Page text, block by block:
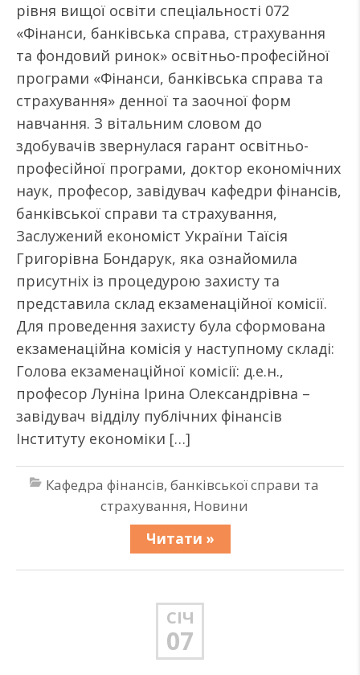
рівня вищої освіти спеціальності 072
«Фінанси, банківська справа, страхування
та фондовий ринок» освітньо-професійної
програми «Фінанси, банківська справа та
страхування» денної та заочної форм
навчання. З вітальним словом до
здобувачів звернулася гарант освітньо-
професійної програми, доктор економічних
наук, професор, завідувач кафедри фінансів,
банківської справи та страхування,
Заслужений економіст України Таїсія
Григорівна Бондарук, яка ознайомила
присутніх із процедурою захисту та
представила склад екзаменаційної комісії.
Для проведення захисту була сформована
екзаменаційна комісія у наступному складі:
Голова екзаменаційної комісії: д.е.н.,
професор Луніна Ірина Олександрівна –
завідувач відділу публічних фінансів
Інституту економіки […]
Кафедра фінансів, банківської справи та
страхування, Новини
Читати »
СІЧ
07